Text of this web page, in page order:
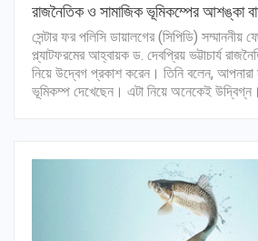
রাজনৈতিক ও সামাজিক ভূমিকম্পের আশঙ্কা
সেন্টার ফর পলিসি ডায়ালগের (সিপিডি) সম্মাননীয়
প্ল্যাটফরমের আহ্বায়ক ড. দেবপ্রিয় ভট্টাচার্য
নিয়ে উদ্বেগ প্রকাশ করেন। তিনি বলেন,
ভূমিকম্প দেখেছেন। এটা নিয়ে অনেকেই